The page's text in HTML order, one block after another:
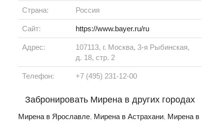
Страна: Россия
Сайт: https://www.bayer.ru/ru
Адрес:
107113, г. Москва, 3-я Рыбинская,
д. 18, стр. 2
Телефон: +7 (495) 231-12-00
Забронировать Мирена в других городах
Мирена в Ярославле, Мирена в Астрахани, Мирена в